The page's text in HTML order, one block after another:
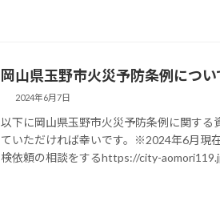
岡山県玉野市火災予防条例につい
2024年6月7日
以下に岡山県玉野市火災予防条例に関する
ていただければ幸いです。※2024年6月現
検依頼の相談をするhttps://city-